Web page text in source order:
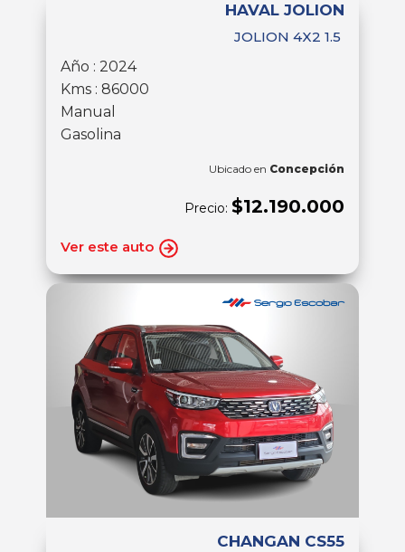
HAVAL JOLION
JOLION 4X2 1.5
Año : 2024
Kms : 86000
Manual
Gasolina
Ubicado en Concepción
Precio: $12.190.000
Ver este auto
CHANGAN CS55